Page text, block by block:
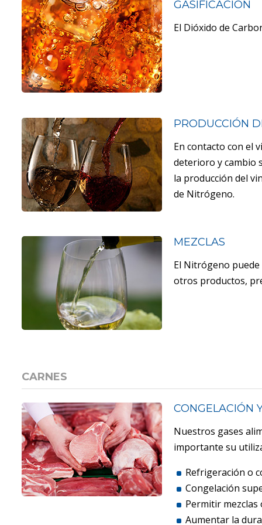
GASIFICACIÓN
El Dióxido de
PRODUCCIÓN
En contacto con el
deterioro y cambio
la producción del
de Nitrógeno.
MEZCLAS
El Nitrógeno
otros productos,
CARNES
CONGELACIÓN
Nuestros gases
importante su
Refrigeración o
Congelación
Permitir
Aumentar la